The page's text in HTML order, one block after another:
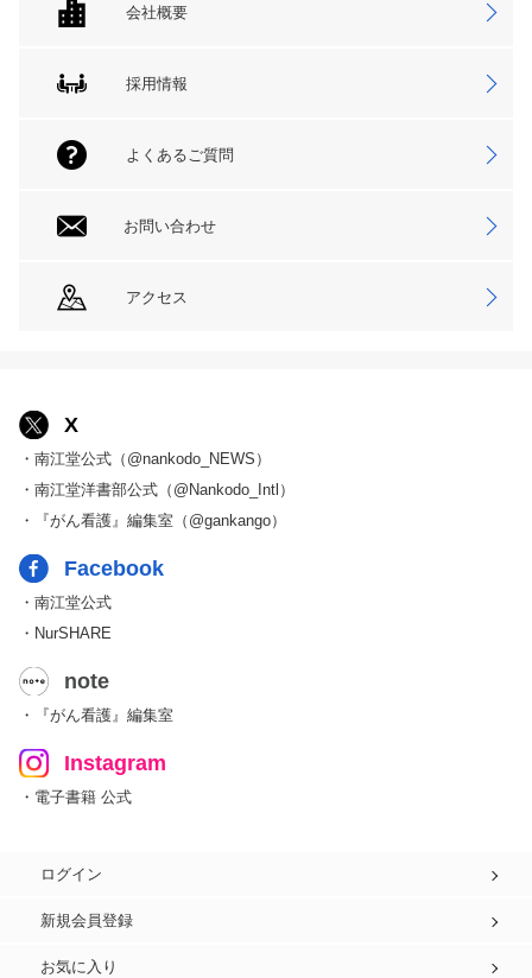
会社概要
採用情報
よくあるご質問
お問い合わせ
アクセス
X
・南江堂公式（@nankodo_NEWS）
・南江堂洋書部公式（@Nankodo_Intl）
・『がん看護』編集室（@gankango）
Facebook
・南江堂公式
・NurSHARE
note
・『がん看護』編集室
Instagram
・電子書籍 公式
ログイン
新規会員登録
お気に入り